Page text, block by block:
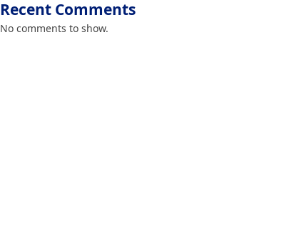
Recent Comments
No comments to show.